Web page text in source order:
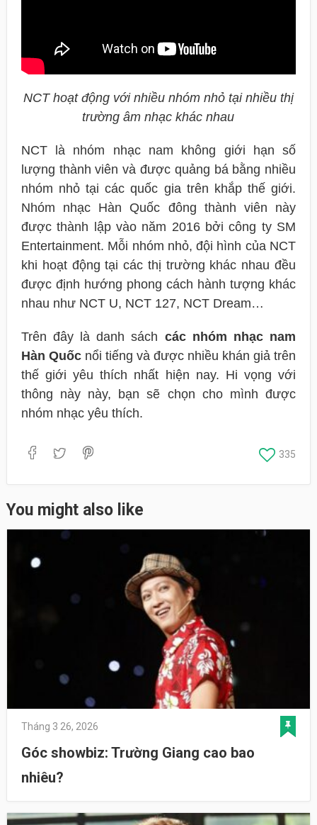
NCT hoạt động với nhiều nhóm nhỏ tại nhiều thị
trường âm nhạc khác nhau
NCT là nhóm nhạc nam không giới hạn số
lượng thành viên và được quảng bá bằng nhiều
nhóm nhỏ tại các quốc gia trên khắp thế giới.
Nhóm nhạc Hàn Quốc đông thành viên này
được thành lập vào năm 2016 bởi công ty SM
Entertainment. Mỗi nhóm nhỏ, đội hình của NCT
khi hoạt động tại các thị trường khác nhau đều
được định hướng phong cách hành tượng khác
nhau như NCT U, NCT 127, NCT Dream…
Trên đây là danh sách các nhóm nhạc nam
Hàn Quốcnổi tiếng và được nhiều khán giả trên
thế giới yêu thích nhất hiện nay. Hi vọng với
thông này này, bạn sẽ chọn cho mình được
nhóm nhạc yêu thích.
335
You might also like
Tháng 3 26, 2026
Góc showbiz: Trường Giang cao bao
nhiêu?